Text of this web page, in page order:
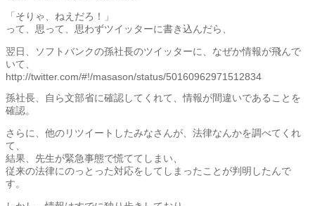
「そりゃ、ねえだろ！」
って、思って、思わずツイッターに書き込んだら、
翌日、ソフトバンクの孫社長のツイッターに、なぜか情報が飛んで
いて、
http://twitter.com/#!/masason/status/50160962971512834
孫社長、自ら文部省に確認してくれて、情報が間違いであることを
確認。
さらに、他のリツイートしたみなさんが、法律なんかを調べてくれ
て、
結果、先生が緊急事態で慌ててしまい、
従来の法律にのっとった対応をしてしまったことが判明したんで
す。